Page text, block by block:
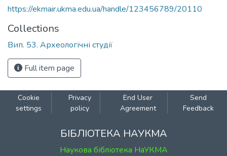
https://ekmair.ukma.edu.ua/handle/123456789/20110
Collections
Вип. 53. Археологічні студії
Full item page
Cookie
settings
Privacy
policy
End User
Agreement
Send
Feedback
БІБЛІОТЕКА НАУКМА
Наукова бібліотека НаУКМА